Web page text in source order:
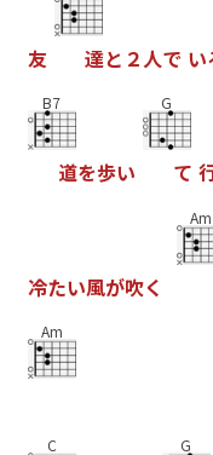
友 達と ２人で い
B7
道を歩い
G
て
冷たい風が吹く
Am
Am
C G